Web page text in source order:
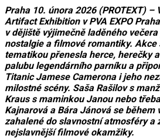
Praha 10. února 2026 (PROTEXT) –
Artifact Exhibition v PVA EXPO
v dějiště výjimečně laděného
nostalgie a filmové romantiky. Akce
tematikou přenesla herce, herečky
palubu legendárního parníku a
Titanic Jamese Camerona i jeho
milostné scény. Saša Rašilov s
Kraus s maminkou Janou nebo
Kajnarová a Bára Jánová se během
zahalené do slavnostní atmosféry a
nejslavnější filmové okamžiky.